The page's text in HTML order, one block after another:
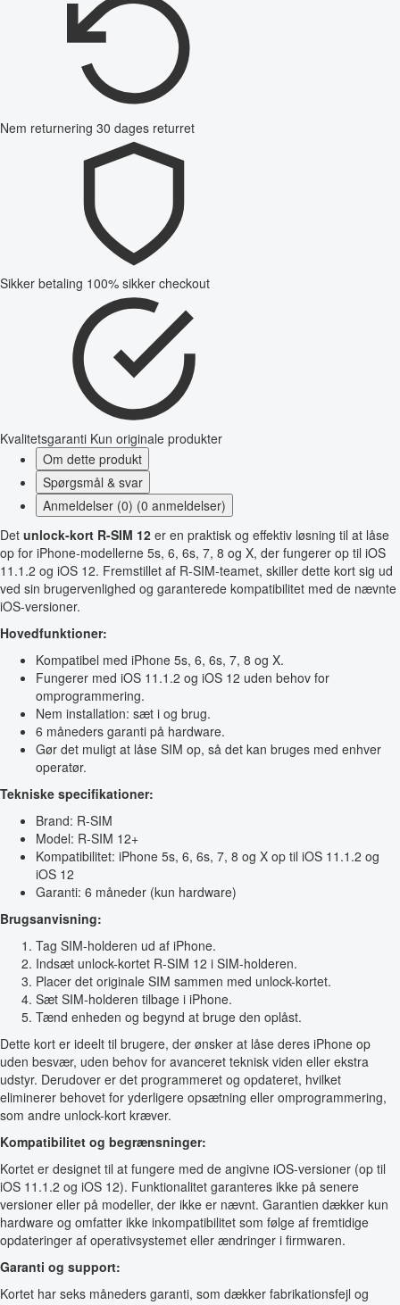
Nem returnering 30 dages returret
Sikker betaling 100% sikker checkout
Kvalitetsgaranti Kun originale produkter
Om dette produkt
Spørgsmål & svar
Anmeldelser (0) (0 anmeldelser)
Det unlock-kort R-SIM 12 er en praktisk og effektiv løsning til at låse
op for iPhone-modellerne 5s, 6, 6s, 7, 8 og X, der fungerer op til iOS
11.1.2 og iOS 12. Fremstillet af R-SIM-teamet, skiller dette kort sig ud
ved sin brugervenlighed og garanterede kompatibilitet med de nævnte
iOS-versioner.
Hovedfunktioner:
Kompatibel med iPhone 5s, 6, 6s, 7, 8 og X.
Fungerer med iOS 11.1.2 og iOS 12 uden behov for
omprogrammering.
Nem installation: sæt i og brug.
6 måneders garanti på hardware.
Gør det muligt at låse SIM op, så det kan bruges med enhver
operatør.
Tekniske specifikationer:
Brand: R-SIM
Model: R-SIM 12+
Kompatibilitet: iPhone 5s, 6, 6s, 7, 8 og X op til iOS 11.1.2 og
iOS 12
Garanti: 6 måneder (kun hardware)
Brugsanvisning:
Tag SIM-holderen ud af iPhone.
Indsæt unlock-kortet R-SIM 12 i SIM-holderen.
Placer det originale SIM sammen med unlock-kortet.
Sæt SIM-holderen tilbage i iPhone.
Tænd enheden og begynd at bruge den oplåst.
Dette kort er ideelt til brugere, der ønsker at låse deres iPhone op
uden besvær, uden behov for avanceret teknisk viden eller ekstra
udstyr. Derudover er det programmeret og opdateret, hvilket
eliminerer behovet for yderligere opsætning eller omprogrammering,
som andre unlock-kort kræver.
Kompatibilitet og begrænsninger:
Kortet er designet til at fungere med de angivne iOS-versioner (op til
iOS 11.1.2 og iOS 12). Funktionalitet garanteres ikke på senere
versioner eller på modeller, der ikke er nævnt. Garantien dækker kun
hardware og omfatter ikke inkompatibilitet som følge af fremtidige
opdateringer af operativsystemet eller ændringer i firmwaren.
Garanti og support:
Kortet har seks måneders garanti, som dækker fabrikationsfejl og